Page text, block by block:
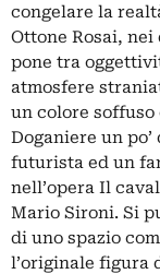
congelare la
Ottone Rosai,
pone tra
atmosfere
un colore soffuso
Doganiere un
futurista ed un
nell’opera Il
Mario Sironi. Si
di uno spazio
l’originale figura